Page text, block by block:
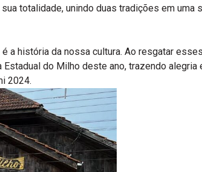
totalidade, unindo duas tradições em uma
a história da nossa cultura. Ao resgatar
do Milho deste ano, trazendo
2024.